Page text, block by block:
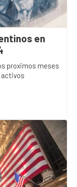
en
proximos meses
activos